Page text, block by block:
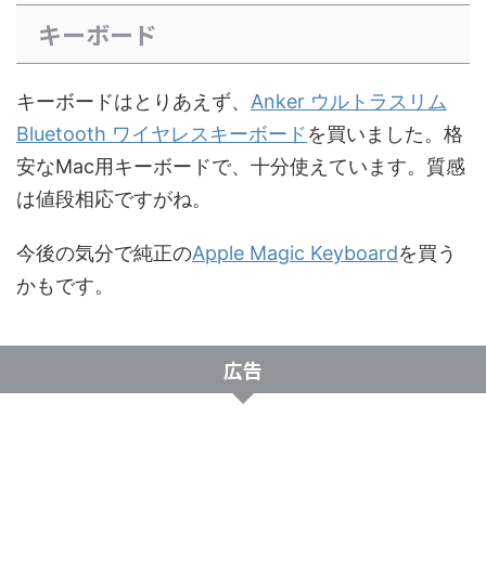
キーボード
キーボードはとりあえず、 Anker ウルトラスリム
Bluetooth ワイヤレスキーボードを買いました。格
安なMac用キーボードで、十分使えています。質感
は値段相応ですがね。
今後の気分で純正のApple Magic Keyboardを買う
かもです。
広告